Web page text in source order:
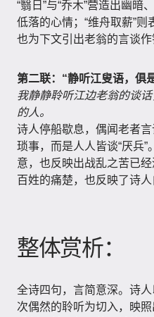
“翳日”与“乔木”营造出幽
低落的心情；“维舟取薪”则
也为下文引出老翁的言谈作
第二联：“静听江叟语，俱
我静静聆听江边老翁的谈
的人。
诗人停船歇息，偶闻老者
琐事，而是人人皆谈“厌兵”
意，也反映出战乱之苦已
百姓的痛楚，也反映了诗人
整体赏析：
全诗四句，言简意深。诗
次偶然的聆听为切入，映